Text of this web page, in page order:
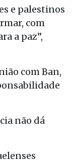
e palestinos
com
a paz”,
com Ban,
não dá